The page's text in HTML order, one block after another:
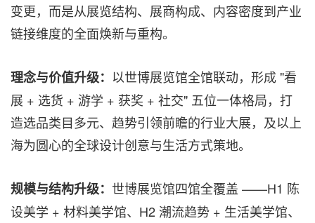
变更，而是从展览结构、展商构成、内容密度到产业
链接维度的全面焕新与重构。
理念与价值升级： 以世博展览馆全馆联动，形成 "看
展 + 选货 + 游学 + 获奖 + 社交" 五位一体格局，打
造选品类目多元、趋势引领前瞻的行业大展，及以上
海为圆心的全球设计创意与生活方式策地。
规模与结构升级： 世博展览馆四馆全覆盖 ——H1 陈
设美学 + 材料美学馆、H2 潮流趋势 + 生活美学馆、